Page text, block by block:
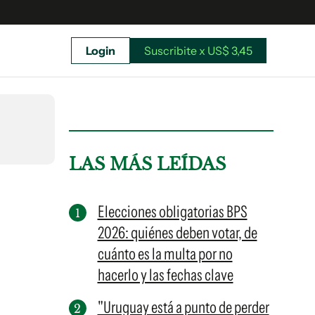
Suscribite x US$ 3,45
Login Suscribite x US$ 3,45
LAS MÁS LEÍDAS
Elecciones obligatorias BPS
2026: quiénes deben votar, de
cuánto es la multa por no
hacerlo y las fechas clave
"Uruguay está a punto de perder